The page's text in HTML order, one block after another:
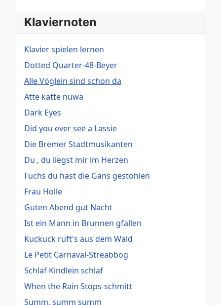
Klaviernoten
Klavier spielen lernen
Dotted Quarter-48-Beyer
Alle Vöglein sind schon da
Atte katte nuwa
Dark Eyes
Did you ever see a Lassie
Die Bremer Stadtmusikanten
Du , du liegst mir im Herzen
Fuchs du hast die Gans gestohlen
Frau Holle
Guten Abend gut Nacht
Ist ein Mann in Brunnen gfallen
Kuckuck ruft's aus dem Wald
Le Petit Carnaval-Streabbog
Schlaf Kindlein schlaf
When the Rain Stops-schmitt
Summ, summ summ